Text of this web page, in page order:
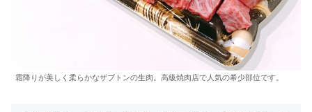
霜降りが美しく柔らかなザブトンの生肉。高級焼肉店で人気の希少部位です。